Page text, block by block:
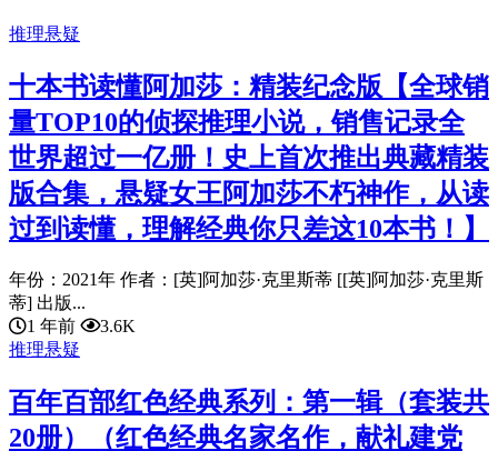
推理悬疑
十本书读懂阿加莎：精装纪念版【全球销
量TOP10的侦探推理小说，销售记录全
世界超过一亿册！史上首次推出典藏精装
版合集，悬疑女王阿加莎不朽神作，从读
过到读懂，理解经典你只差这10本书！】
年份：2021年 作者：[英]阿加莎·克里斯蒂 [[英]阿加莎·克里斯
蒂] 出版...
1 年前
3.6K
推理悬疑
百年百部红色经典系列：第一辑（套装共
20册）（红色经典名家名作，献礼建党